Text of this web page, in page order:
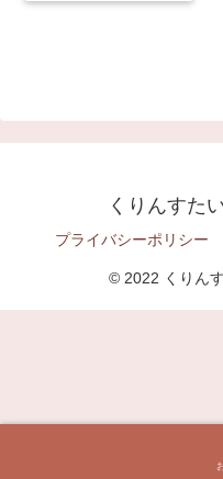
くりんすた
プライバシーポリシー
© 2022 くりん